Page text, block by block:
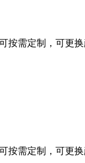
按需定制，可更
按需定制，可更